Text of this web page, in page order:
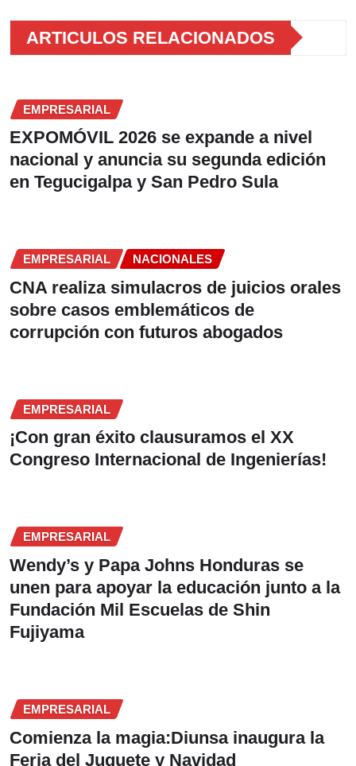
ARTICULOS RELACIONADOS
EMPRESARIAL
EXPOMÓVIL 2026 se expande a nivel
nacional y anuncia su segunda edición
en Tegucigalpa y San Pedro Sula
EMPRESARIAL NACIONALES
CNA realiza simulacros de juicios orales
sobre casos emblemáticos de
corrupción con futuros abogados
EMPRESARIAL
¡Con gran éxito clausuramos el XX
Congreso Internacional de Ingenierías!
EMPRESARIAL
Wendy’s y Papa Johns Honduras se
unen para apoyar la educación junto a la
Fundación Mil Escuelas de Shin
Fujiyama
EMPRESARIAL
Comienza la magia:Diunsa inaugura la
Feria del Juguete y Navidad